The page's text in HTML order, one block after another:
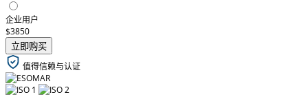
企业用户
$3850
立即购买
值得信赖与认证